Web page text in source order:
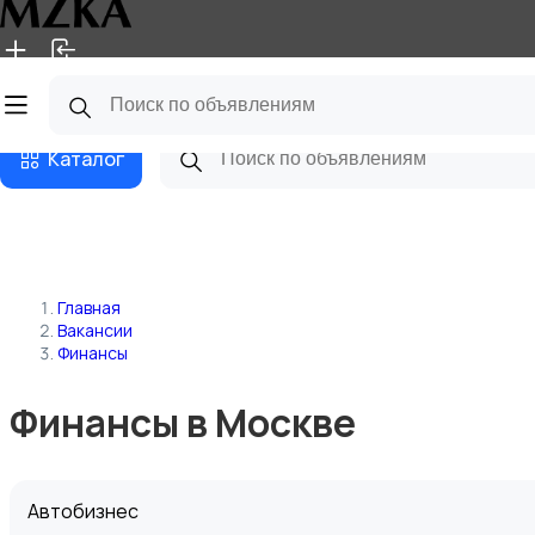
Главная Магазины
Каталог
Главная
Вакансии
Финансы
Финансы в Москве
Автобизнес